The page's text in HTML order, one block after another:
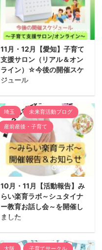
一息つけるサークル ■
日時：11月26日
(火)10:00～1３:00 ■講
師：竹内里香さん 榊
原奈々子さん ＜内容＞
親子で ほっと一息つけ
るサークル スタートし
んだらいいのかな？泣き
やまない、寝てくれな
い・・・これでいいのか
な？ そんなお声を伺いな
がら、そりゃぁ、仕方な
いよね。 ...
2024/10/28
11月・12月【愛知】子育て
支援サロン（リアル＆オン
ライン）☆今後の開催スケ
ジュール
【子育て支援サロン
（対面開催）】 ◆11月2
日（土） ＜5感を育む
体験遊び♪＞栗を作ろ
う！ ■開催日： ●11月2
日(土)13:00～15:30 ■＜
内容＞栗を作ろう！ 栗を
作って遊びます🌰この
頃、いが栗は見ないかも
ですね～。 トゲトゲイガ
イガのいが栗。栗を通し
て、紅葉とか金木犀とか
秋を感じましょーーー♫
どうぞお気軽に遊びにお
埼玉 未来育活動ブログ
産前産後・子育て
2024/10/26
10月・11月【活動報告】み
らい楽育ラボ～シュタイナ
ー教育お話し会～を開催し
ました
親子の幸せな人生づく
りには、子育てのスター
大阪 子育てサークル